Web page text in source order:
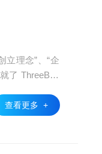
立理念”、“企
了 ThreeBon
查看更多 +